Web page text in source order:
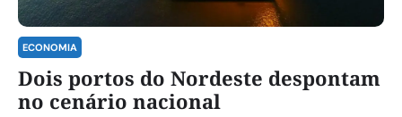
ECONOMIA
Dois portos do Nordeste despontam
no cenário nacional